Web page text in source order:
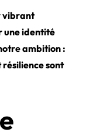
vibrant
une identité
ambition :
sont